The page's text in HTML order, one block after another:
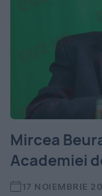
Mircea
Academiei
17 NOIEMBRIE